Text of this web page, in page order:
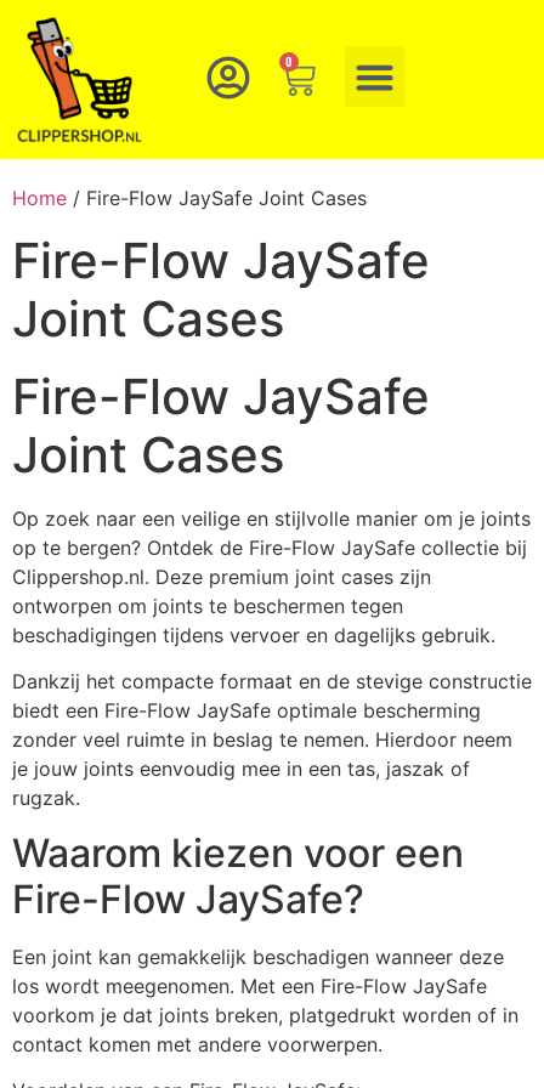
0
Home / Fire-Flow JaySafe Joint Cases
Fire-Flow JaySafe
Joint Cases
Fire-Flow JaySafe
Joint Cases
Op zoek naar een veilige en stijlvolle manier om je joints
op te bergen? Ontdek de Fire-Flow JaySafe collectie bij
Clippershop.nl. Deze premium joint cases zijn
ontworpen om joints te beschermen tegen
beschadigingen tijdens vervoer en dagelijks gebruik.
Dankzij het compacte formaat en de stevige constructie
biedt een Fire-Flow JaySafe optimale bescherming
zonder veel ruimte in beslag te nemen. Hierdoor neem
je jouw joints eenvoudig mee in een tas, jaszak of
rugzak.
Waarom kiezen voor een
Fire-Flow JaySafe?
Een joint kan gemakkelijk beschadigen wanneer deze
los wordt meegenomen. Met een Fire-Flow JaySafe
voorkom je dat joints breken, platgedrukt worden of in
contact komen met andere voorwerpen.